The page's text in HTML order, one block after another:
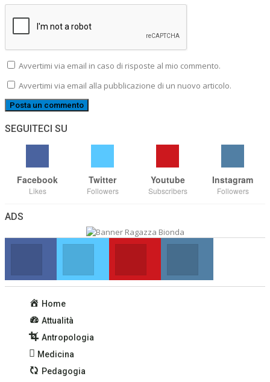
Avvertimi via email in caso di risposte al mio commento.
Avvertimi via email alla pubblicazione di un nuovo articolo.
SEGUITECI SU
Facebook
Likes
Twitter
Followers
Youtube
Subscribers
Instagram
Followers
ADS
Home
Attualità
Antropologia
Medicina
Pedagogia